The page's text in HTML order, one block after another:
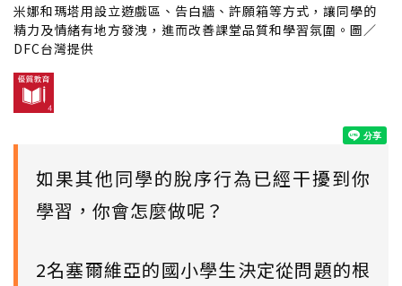
米娜和瑪塔用設立遊戲區、告白牆、許願箱等方式，讓同學的
精力及情緒有地方發洩，進而改善課堂品質和學習氛圍。圖／
DFC台灣提供
如果其他同學的脫序行為已經干擾到你
學習，你會怎麼做呢？
2名塞爾維亞的國小學生決定從問題的根